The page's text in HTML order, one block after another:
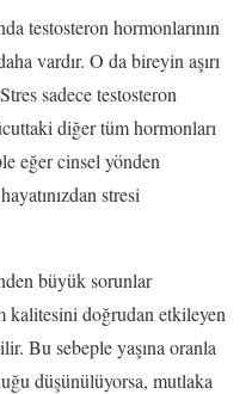
testosteron hormonlarının
vardır. O da bireyin aşırı
sadece testosteron
diğer tüm hormonları
eğer cinsel yönden
stresi
büyük sorunlar
kalitesini doğrudan etkileyen
Bu sebeple yaşına oranla
düşünülüyorsa, mutlaka